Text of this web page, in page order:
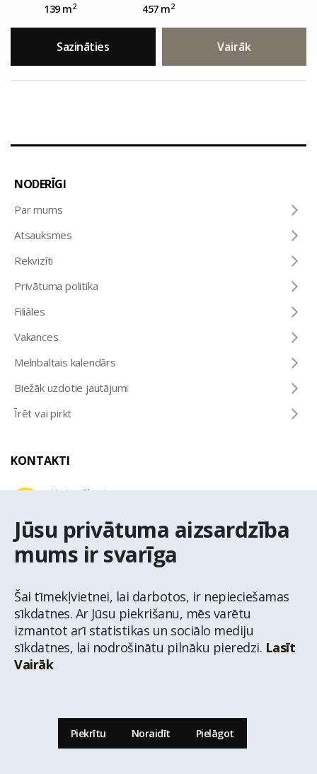
Jūsu privātuma aizsardzība
mums ir svarīga
Šai tīmekļvietnei, lai darbotos, ir nepieciešamas
sīkdatnes. Ar Jūsu piekrišanu, mēs varētu
izmantot arī statistikas un sociālo mediju
sīkdatnes, lai nodrošinātu pilnāku pieredzi. Lasīt
Vairāk
Piekrītu Noraidīt Pielāgot
139 m2 457 m2
Sazināties Vairāk
© Nekustamo īpašumu aģentūra Latio.
NODERĪGI
Par mums
Atsauksmes
Rekvizīti
Privātuma politika
Filiāles
Vakances
Melnbaltais kalendārs
Biežāk uzdotie jautājumi
Īrēt vai pirkt
KONTAKTI
Uzziņu tālrunis
E-pasta adrese
latio@latio.lv